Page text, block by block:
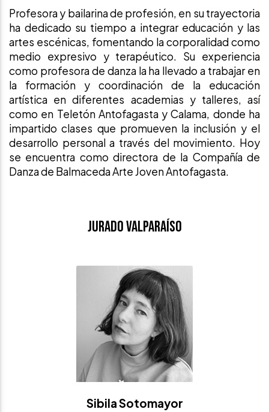
Profesora y bailarina de profesión, en su trayectoria
ha dedicado su tiempo a integrar educación y las
artes escénicas, fomentando la corporalidad como
medio expresivo y terapéutico. Su experiencia
como profesora de danza la ha llevado a trabajar en
la formación y coordinación de la educación
artística en diferentes academias y talleres, así
como en Teletón Antofagasta y Calama, donde ha
impartido clases que promueven la inclusión y el
desarrollo personal a través del movimiento. Hoy
se encuentra como directora de la Compañía de
Danza de Balmaceda Arte Joven Antofagasta.
Jurado Valparaíso
Sibila Sotomayor